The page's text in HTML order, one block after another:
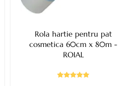
Rola hartie pentru pat
cosmetica 60cm x 80m -
ROIAL